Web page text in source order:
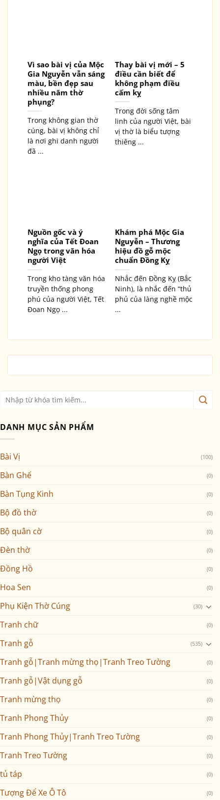
Vì sao bài vị của Mộc
Gia Nguyễn vẫn sáng
màu, bền đẹp sau
nhiều năm thờ
phụng?
Trong không gian thờ
cúng, bài vị không chỉ
là nơi ghi danh người
đã ...
Thay bài vị mới – 5
điều cần biết để
không phạm điều
cấm kỵ
Trong đời sống tâm
linh của người Việt, bài
vị thờ là biểu tượng
thiêng ...
Nguồn gốc và ý
nghĩa của Tết Đoan
Ngọ trong văn hóa
người Việt
Trong kho tàng văn hóa
truyền thống phong
phú của người Việt, Tết
Đoan Ngọ ...
Khám phá Mộc Gia
Nguyễn – Thương
hiệu đồ gỗ mộc
chuẩn Đồng Kỵ
Nhắc đến Đồng Kỵ (Bắc
Ninh), là nhắc đến “thủ
phủ của làng nghề mộc
...
DANH MỤC SẢN PHẨM
Bài Vị (100)
Bàn Ghế (0)
Bàn Tụng Kinh (0)
Bộ đồ thờ (0)
Bộ quân cờ (0)
Đèn thờ (0)
Đồng Hồ (0)
Hoa Sen (0)
Phụ Kiện Thờ Cúng (30)
Tranh chữ (0)
Tranh gỗ (535)
Tranh gỗ|Tranh mừng thọ|Tranh Treo Tường (0)
Tranh gỗ|Vật dụng gỗ (0)
Tranh mừng thọ (0)
Tranh Phong Thủy (0)
Tranh Phong Thủy|Tranh Treo Tường (0)
Tranh Treo Tường (0)
tủ táp (0)
Tượng Để Xe Ô Tô (0)